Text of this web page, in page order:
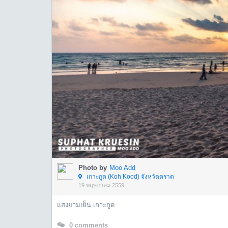
Photo by Moo Add
เกาะกูด (Koh Kood) จังหวัดตราด
19 พฤษภาคม 2559
แสงยามเย็น เกาะกูด
0 comments